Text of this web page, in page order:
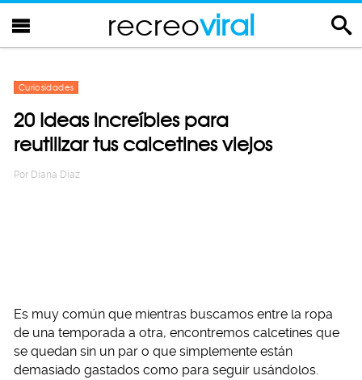
recreoviral
Curiosidades
20 Ideas increíbles para
reutilizar tus calcetines viejos
Por Diana Diaz
Es muy común que mientras buscamos entre la ropa
de una temporada a otra, encontremos calcetines que
se quedan sin un par o que simplemente están
demasiado gastados como para seguir usándolos.